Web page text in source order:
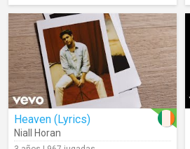
Heaven (Lyrics)
Niall Horan